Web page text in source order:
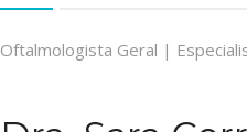
Oftalmologista Geral |